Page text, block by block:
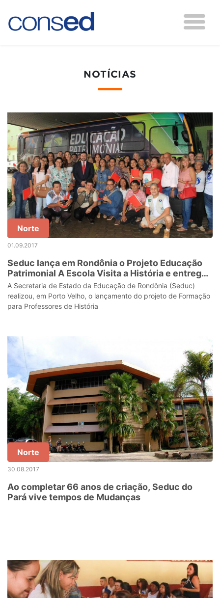
NOTÍCIAS
Norte
01.09.2017
Seduc lança em Rondônia o Projeto Educação
Patrimonial A Escola Visita a História e entrega
ônibus personalizado
A Secretaria de Estado da Educação de Rondônia (Seduc)
realizou, em Porto Velho, o lançamento do projeto de Formação
para Professores de História
Norte
30.08.2017
Ao completar 66 anos de criação, Seduc do
Pará vive tempos de Mudanças